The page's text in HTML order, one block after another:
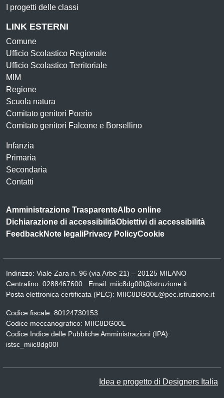
I progetti delle classi
LINK ESTERNI
Comune
Ufficio Scolastico Regionale
Ufficio Scolastico Territoriale
MIM
Regione
Scuola natura
Comitato genitori Poerio
Comitato genitori Falcone e Borsellino
Infanzia
Primaria
Secondaria
Contatti
Amministrazione TrasparenteAlbo online
Dichiarazione di accessibilitàObiettivi di accessibilità
FeedbackNote legaliPrivacy PolicyCookie
Indirizzo: Viale Zara n. 96 (via Arbe 21) – 20125 MILANO
Centralino: 0288467600 Email: miic8dg00l@istruzione.it
Posta elettronica certificata (PEC): MIIC8DG00L@pec.istruzione.it
Codice fiscale: 80124730153
Codice meccanografico: MIIC8DG00L
Codice Indice delle Pubbliche Amministrazioni (IPA):
istsc_miic8dg00l
Idea e progetto di Designers Italia